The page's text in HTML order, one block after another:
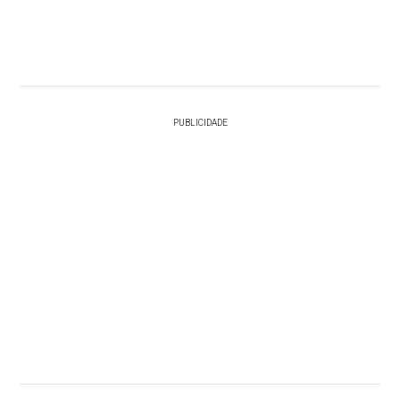
PUBLICIDADE